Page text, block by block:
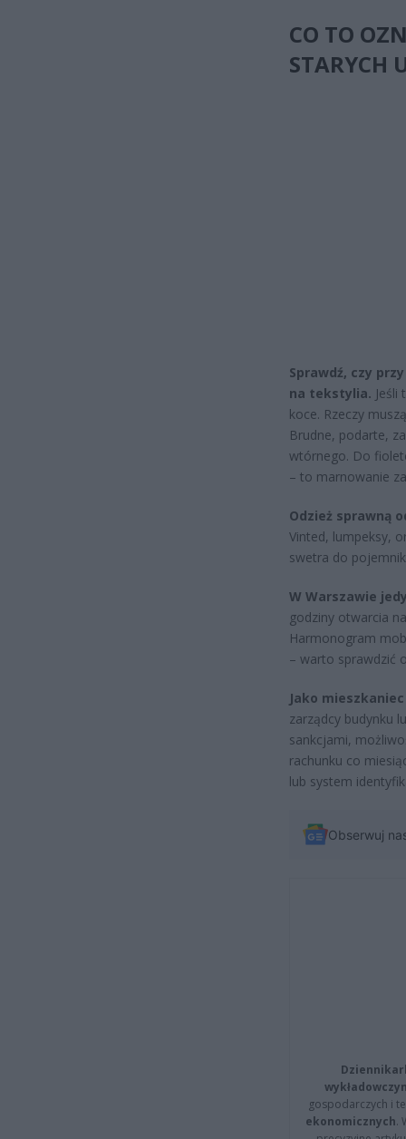
CO TO
STARYCH
Sprawdź, czy
na tekstylia. Jeśli
koce. Rzeczy
Brudne, podarte,
wtórnego. Do
– to marnowanie
Odzież sprawną
Vinted, lumpeksy,
swetra do
W Warszawie
godziny otwarcia
Harmonogram
– warto sprawdzić
Jako
zarządcy budynku
sankcjami,
rachunku co
lub system
Obserwuj
gospodarczych i
ekonomicznych.